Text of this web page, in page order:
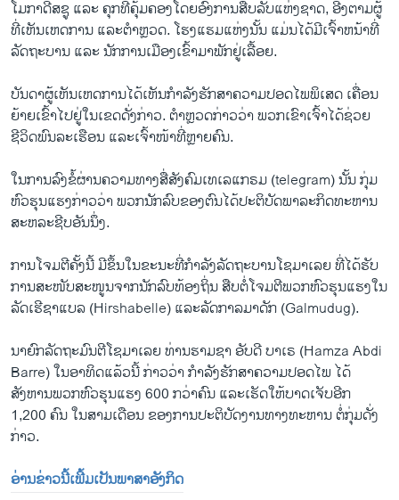
ໂມກາດີສຊູ ແລະ ຄຸກທີ່ຄຸ້ມຄອງໂດຍອົງການສືບລັບແຫ່ງຊາດ, ອີງຕາມຜູ້​
ທີ່ເຫັນເຫດ​ການ ແລະຕຳຫຼວດ. ໂຮງແຮມແຫ່ງນັ້ນ ແມ່ນໄດ້ມີເຈົ້າຫນ້າທີ່
ລັດຖະບານ ແລະ ນັກການເມືອງເຂົ້າ​ມາພັກຢູ່ເລື້ອຍ.
ບັນດາ​ຜູ້​ເຫັນ​ເຫດການ​ໄດ້​ເຫັນ​ກຳລັງ​ຮັກສາ​ຄວາມ​ປອດ​ໄພ​ພິ​ເສດ ເຄື່ອນ​
ຍ້າຍ​ເຂົ້າ​ໄປຢູ່​ໃນ​ເຂດ​ດັ່ງກ່າວ. ຕຳຫຼວດ​ກ່າວ​ວ່າ ພວກ​ເຂົາ​ເຈົ້າ​ໄດ້​ຊ່ວຍ​
ຊີວິດ​ພົນລະ​ເຮືອນ​ ແລະ​ເຈົ້າ​ໜ້າ​ທີ່​ຫຼາຍ​ຄົນ.
ໃນ​ການ​ລົງຂໍ້​ຜ່ານຄວາມ​ທາງ​ສື່​ສັງ​ຄົມເທ​ເລ​ແກ​ຣມ (telegram) ນັ້ນ ກຸ່ມ​
ຫົວ​ຮຸນ​ແຮງ​ກ່າວ​ວ່າ ພວກ​ນັກ​ລົບ​ຂອງ​ຕົນ​ໄດ້​ປະ​ຕິ​ບັດ​ພາ​ລະ​ກິດ​ທະ​ຫານ
ສະ​ຫລະຊີບອັນ​ນຶ່ງ.
ການ​ໂຈມ​ຕີ​ຄັ້ງ​ນີ້ ​ມີ​ຂຶ້ນ​ໃນ​ຂະນະ​ທີ່​ກຳລັງ​ລັດຖະບານ​ໂຊ​ມາ​ເລຍ ​ທີ່​ໄດ້​ຮັບ​
ການ​ສະໜັບສະໜູນ​ຈາກ​ນັກ​ລົບ​ທ້ອງ​ຖິ່ນ ສືບ​ຕໍ່​ໂຈມ​ຕີ​ພວກ​ຫົວ​ຮຸນ​ແຮງ​ໃນ​
ລັດເຮີ​ຊາ​ແບ​ລ (Hirshabelle) ແລະ​ລັດກາ​ລ​ມາ​ດັກ (Galmudug).
ນາຍົກລັດຖະມົນຕີໂຊມາເລຍ ທ່ານຮາມ​ຊາ ອັບ​ດີ ບາ​ເຣ (Hamza Abdi
Barre) ໃນອາທິດແລ້ວນີ້ ກ່າວວ່າ ກຳລັງຮັກສາຄວາມປອດໄພ ໄດ້
ສັງຫານພວກຫົວຮຸນແຮງ 600 ກວ່າຄົນ ແລະເຮັດ​ໃຫ້ບາດເຈັບອີກ
1,200 ຄົນ ໃນສາມເດືອນ ຂອງການປະຕິບັດງານທາງທະຫານ ຕໍ່ກຸ່ມດັ່ງ
ກ່າວ.
ອ່ານ​ຂ່າວນີ້​ເພີ້ມ​ເປັນ​ພາ​ສາ​ອັງ​ກິດ